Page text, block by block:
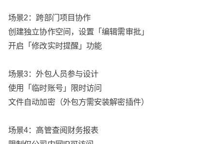
场景2：跨部门项目协作
创建独立协作空间，设置「编辑需审批」
开启「修改实时提醒」功能
场景3：外包人员参与设计
使用「临时账号」限时访问
文件自动加密（外包方需安装解密插件）
场景4：高管查阅财务报表